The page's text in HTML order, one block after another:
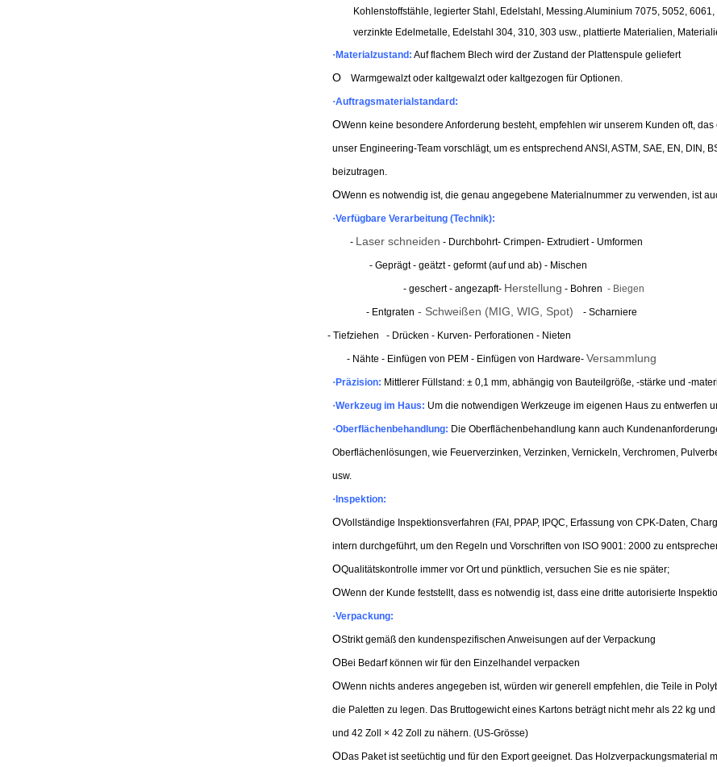
Kohlenstoffstähle, legierter Stahl, Edelstahl, Messing.Aluminium 7075, 5052,
verzinkte Edelmetalle, Edelstahl 304, 310, 303 usw., plattierte Materialien,
· Materialzustand: Auf flachem Blech wird der Zustand der Plattenspule geliefert
O Warmgewalzt oder kaltgewalzt oder kaltgezogen für Optionen.
·Auftragsmaterialstandard:
OWenn keine besondere Anforderung besteht, empfehlen wir unserem Kunden oft,
unser Engineering-Team vorschlägt, um es entsprechend ANSI, ASTM, SAE, EN, DIN,
beizutragen.
OWenn es notwendig ist, die genau angegebene Materialnummer zu verwenden, ist
·Verfügbare Verarbeitung (Technik):
- Laser schneiden - Durchbohrt- Crimpen- Extrudiert - Umformen
- Geprägt - geätzt - geformt (auf und ab) - Mischen
- geschert - angezapft- Herstellung - Bohren - Biegen
- Entgraten - Schweißen (MIG, WIG, Spot) - Scharniere
- Tiefziehen - Drücken - Kurven- Perforationen - Nieten
- Nähte - Einfügen von PEM - Einfügen von Hardware- Versammlung
· Präzision: Mittlerer Füllstand: ± 0,1 mm, abhängig von Bauteilgröße, -stärke und -
·Werkzeug im Haus: Um die notwendigen Werkzeuge im eigenen Haus zu entwerfen
·Oberflächenbehandlung: Die Oberflächenbehandlung kann auch
Oberflächenlösungen, wie Feuerverzinken, Verzinken, Vernickeln, Verchromen,
usw.
· Inspektion:
OVollständige Inspektionsverfahren (FAI, PPAP, IPQC, Erfassung von CPK-Daten,
intern durchgeführt, um den Regeln und Vorschriften von ISO 9001: 2000 zu
OQualitätskontrolle immer vor Ort und pünktlich, versuchen Sie es nie später;
OWenn der Kunde feststellt, dass es notwendig ist, dass eine dritte autorisierte
·Verpackung:
OStrikt gemäß den kundenspezifischen Anweisungen auf der Verpackung
OBei Bedarf können wir für den Einzelhandel verpacken
OWenn nichts anderes angegeben ist, würden wir generell empfehlen, die Teile in
die Paletten zu legen. Das Bruttogewicht eines Kartons beträgt nicht mehr als 22 kg
und 42 Zoll × 42 Zoll zu nähern. (US-Grösse)
ODas Paket ist seetüchtig und für den Export geeignet. Das Holzverpackungsmaterial